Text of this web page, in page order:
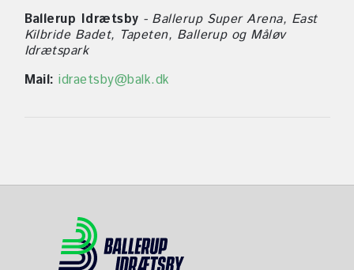
Ballerup Idrætsby - Ballerup Super Arena, East
Kilbride Badet, Tapeten, Ballerup og Måløv
Idrætspark
Mail: idraetsby@balk.dk